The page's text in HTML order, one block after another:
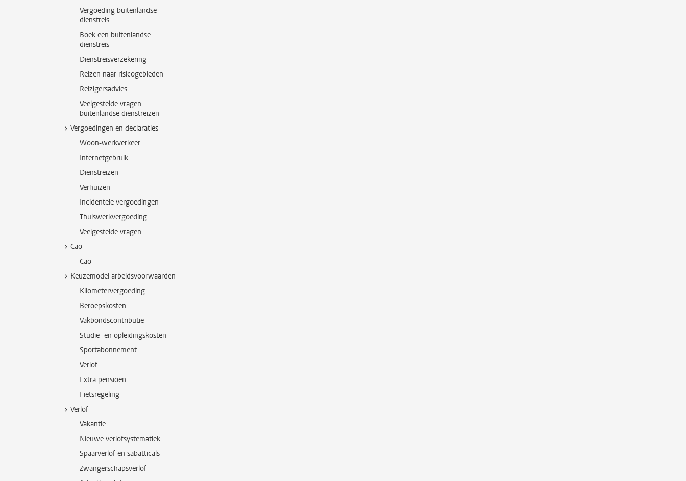
Vergoeding buitenlandse
dienstreis
Boek een buitenlandse
dienstreis
Dienstreisverzekering
Reizen naar risicogebieden
Reizigersadvies
Veelgestelde vragen
buitenlandse dienstreizen
Vergoedingen en declaraties
Woon-werkverkeer
Internetgebruik
Dienstreizen
Verhuizen
Incidentele vergoedingen
Thuiswerkvergoeding
Veelgestelde vragen
Cao
Cao
Keuzemodel arbeidsvoorwaarden
Kilometervergoeding
Beroepskosten
Vakbondscontributie
Studie- en opleidingskosten
Sportabonnement
Verlof
Extra pensioen
Fietsregeling
Verlof
Vakantie
Nieuwe verlofsystematiek
Spaarverlof en sabatticals
Zwangerschapsverlof